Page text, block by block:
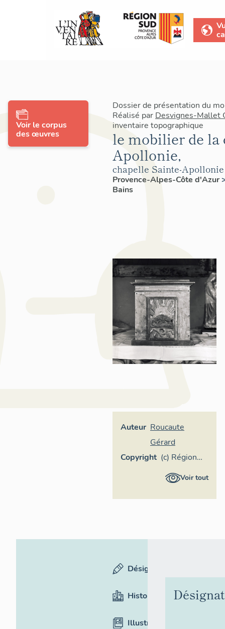
Dossier de présentation du
Réalisé par Desvignes-Mallet
inventaire topographique
le mobilier de la
Apollonie,
chapelle Sainte-Apollonie
Provence-Alpes-Côte d'Azur
Bains
Auteur Roucaute
Gérard
Copyright (c) Région
Provence-
d'Azur -
Voir tout
Voir le corpus
des œuvres
Désignation
Historique
Illustrations